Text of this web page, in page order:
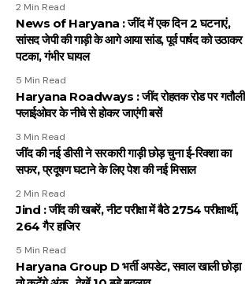
2 Min Read
News of Haryana : जींद में एक दिन 2 घटनाएं,
सांसद जेपी की गाड़ी के आगे आया सांड, पूर्व पार्षद को उठाकर
पटका, गंभीर घायल
5 Min Read
Haryana Roadways : जींद रोहतक रोड पर गतौली
फ्लाईओवर के नीचे से होकर जाएंगी बसें
3 Min Read
जींद की नई डीसी ने सरकारी गाड़ी छोड़ चुना ई-रिक्शा का
सफर, प्रदूषण घटाने के लिए पेश की नई मिसाल
2 Min Read
Jind : जींद की खबरें, नीट परीक्षा में बैठे 2754 परीक्षार्थी,
264 गैर हाजिर
5 Min Read
Haryana Group D भर्ती अपडेट, सवाल खाली छोड़ा